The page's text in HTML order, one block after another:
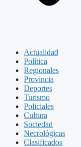
Actualidad
Política
Regionales
Provincia
Deportes
Turismo
Policiales
Cultura
Sociedad
Necrológicas
Clasificados